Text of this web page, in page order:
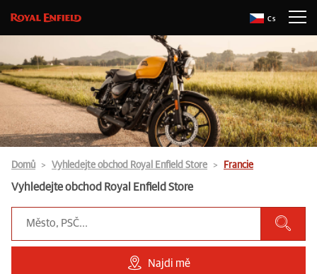
Cs
Domů Vyhledejte obchod Royal Enfield Store Francie
Vyhledejte obchod Royal Enfield Store
Najdi mě